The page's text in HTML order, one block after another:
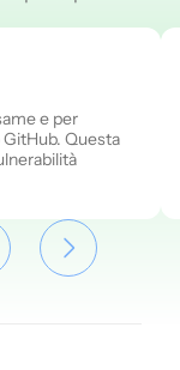
e per
Questa